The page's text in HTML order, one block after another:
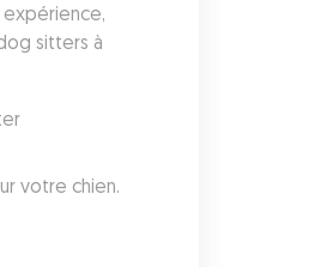
sitters à